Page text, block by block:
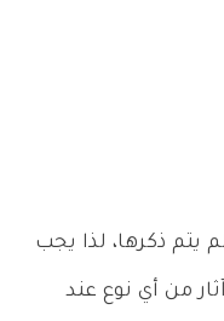
يتم ذكرها، لذا يجب
من أي نوع عند